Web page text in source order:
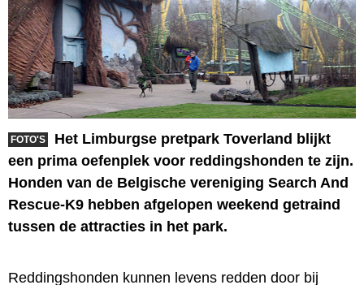
FOTO'S
Het Limburgse pretpark Toverland blijkt
een prima oefenplek voor reddingshonden te zijn.
Honden van de Belgische vereniging Search And
Rescue-K9 hebben afgelopen weekend getraind
tussen de attracties in het park.
Reddingshonden kunnen levens redden door bij